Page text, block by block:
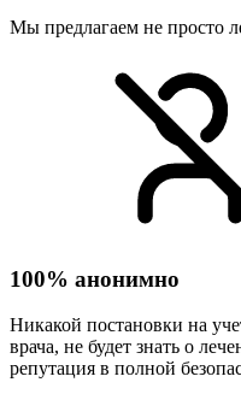
Мы предлагаем не просто
100% анонимно
Никакой постановки на
врача, не будет знать о
репутация в полной